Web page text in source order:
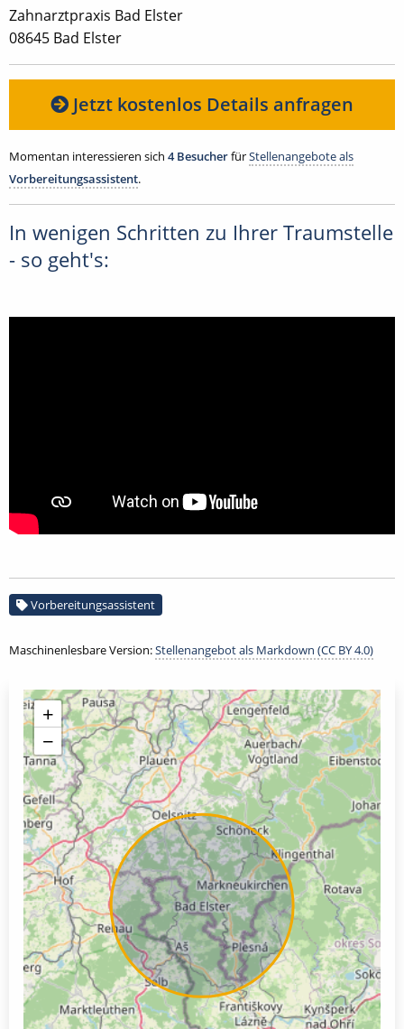
Zahnarztpraxis Bad Elster
08645 Bad Elster
Jetzt kostenlos Details anfragen
Momentan interessieren sich 4 BesucherfürStellenangebote als
Vorbereitungsassistent.
In wenigen Schritten zu Ihrer Traumstelle
- so geht's:
Vorbereitungsassistent
Maschinenlesbare Version:Stellenangebot als Markdown (CC BY 4.0)
+
−